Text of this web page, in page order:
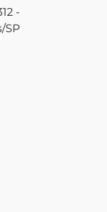
-
SP